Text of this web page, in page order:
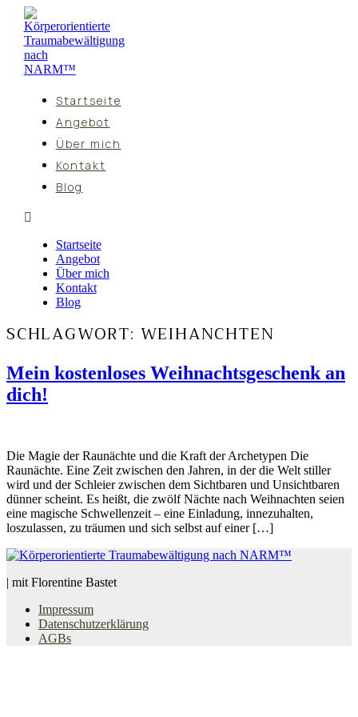
Startseite
Angebot
Über mich
Kontakt
Blog
Startseite
Angebot
Über mich
Kontakt
Blog
SCHLAGWORT: WEIHANCHTEN
Mein kostenloses Weihnachtsgeschenk an
dich!
Die Magie der Raunächte und die Kraft der Archetypen Die
Raunächte. Eine Zeit zwischen den Jahren, in der die Welt stiller
wird und der Schleier zwischen dem Sichtbaren und Unsichtbaren
dünner scheint. Es heißt, die zwölf Nächte nach Weihnachten seien
eine magische Schwellenzeit – eine Einladung, innezuhalten,
loszulassen, zu träumen und sich selbst auf einer […]
| mit Florentine Bastet
Impressum
Datenschutzerklärung
AGBs